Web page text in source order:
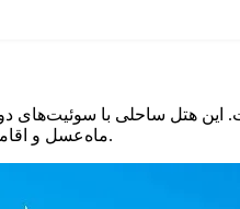
این هتل ساحلی با
ماه‌عسل و اقامتی فراتر از استانداردهای رایج هتل های ۵ ستاره دبی محسوب می‌شود.